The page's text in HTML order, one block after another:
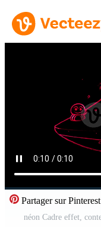
Partager sur Pinterest